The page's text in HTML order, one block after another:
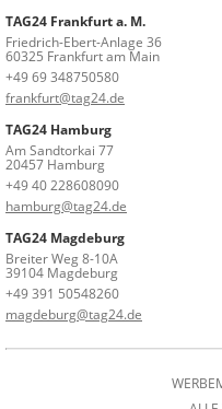
TAG24 Frankfurt a. M.
Friedrich-Ebert-Anlage 36
60325 Frankfurt am Main
+49 69 348750580
frankfurt@tag24.de
TAG24 Hamburg
Am Sandtorkai 77
20457 Hamburg
+49 40 228608090
hamburg@tag24.de
TAG24 Magdeburg
Breiter Weg 8-10A
39104 Magdeburg
+49 391 50548260
magdeburg@tag24.de